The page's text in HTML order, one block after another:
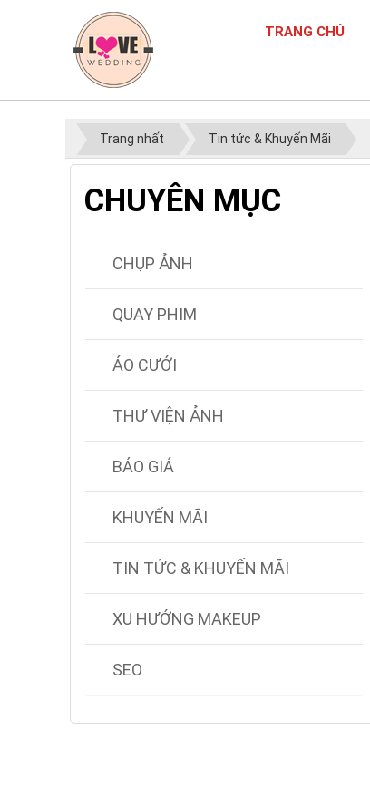
TRANG CHỦ
Trang nhất Tin tức & Khuyến Mãi
CHUYÊN MỤC
CHỤP ẢNH
QUAY PHIM
ÁO CƯỚI
THƯ VIỆN ẢNH
BÁO GIÁ
KHUYẾN MÃI
TIN TỨC & KHUYẾN MÃI
XU HƯỚNG MAKEUP
SEO